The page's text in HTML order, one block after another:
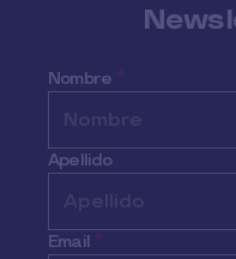
Nombre *
Apellido
Email *